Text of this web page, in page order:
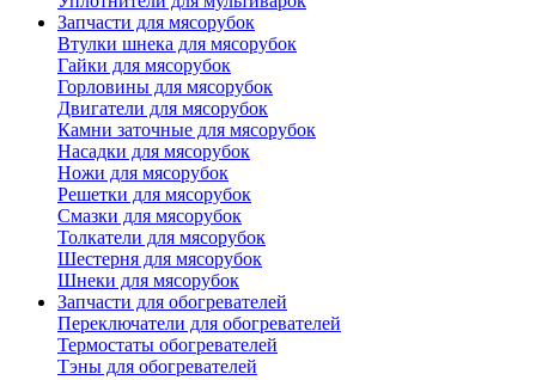
Запчасти для мясорубок
Втулки шнека для мясорубок
Гайки для мясорубок
Горловины для мясорубок
Двигатели для мясорубок
Камни заточные для мясорубок
Насадки для мясорубок
Ножи для мясорубок
Решетки для мясорубок
Смазки для мясорубок
Толкатели для мясорубок
Шестерня для мясорубок
Шнеки для мясорубок
Запчасти для обогревателей
Переключатели для обогревателей
Термостаты обогревателей
Тэны для обогревателей